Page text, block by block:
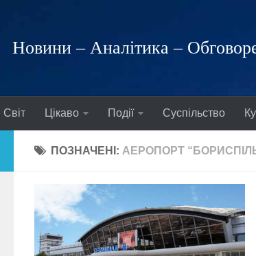
Новини – Аналітика –
Світ Цікаво Події Суспільство
ПОЗНАЧЕНІ: АЕРОПОРТ